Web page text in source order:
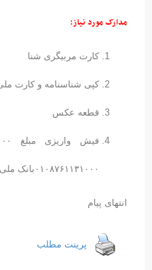
مدارک مورد نیاز:
کارت مربیگری شنا
کپی شناسنامه و کارت ملی
قطعه عکس
۰۱۰۸۷۶۱۱۳۱۰۰۰بانک ملی
انتهای پیام
پرینت مطلب